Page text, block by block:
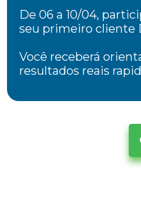
De 06 a 10/04,
seu primeiro cliente
Você receberá
resultados reais